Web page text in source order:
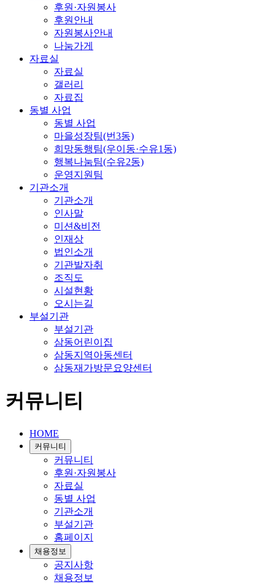
후원·자원봉사
후원안내
자원봉사안내
나눔가게
자료실
자료실
갤러리
자료집
동별 사업
동별 사업
마을성장팀(번3동)
희망동행팀(우이동·수유1동)
행복나눔팀(수유2동)
운영지원팀
기관소개
기관소개
인사말
미션&비전
인재상
법인소개
기관발자취
조직도
시설현황
오시는길
부설기관
부설기관
삼동어린이집
삼동지역아동센터
삼동재가방문요양센터
커뮤니티
HOME
커뮤니티
커뮤니티
후원·자원봉사
자료실
동별 사업
기관소개
부설기관
홈페이지
채용정보
공지사항
채용정보